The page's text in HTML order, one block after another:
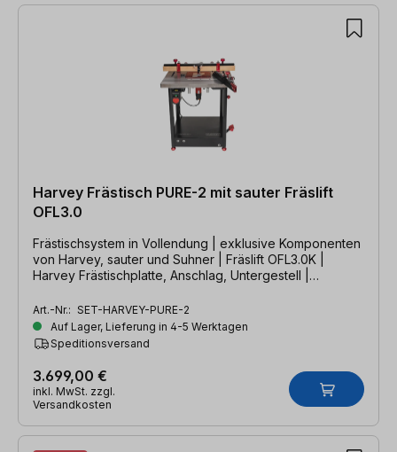
Harvey Frästisch PURE-2 mit sauter Fräslift
OFL3.0
Frästischsystem in Vollendung | exklusive Komponenten
von Harvey, sauter und Suhner | Fräslift OFL3.0K |
Harvey Frästischplatte, Anschlag, Untergestell |
Art.-Nr.: SET-HARVEY-PURE-2
Auf Lager, Lieferung in 4-5 Werktagen
Speditionsversand
3.699,00 €
inkl. MwSt. zzgl.
Versandkosten